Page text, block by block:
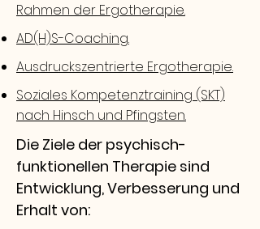
Rahmen der Ergotherapie.
AD(H)S-Coaching.
Ausdruckszentrierte Ergotherapie.
Soziales Kompetenztraining (SKT)
nach Hinsch und Pfingsten.
Die Ziele der psychisch-
funktionellen Therapie sind
Entwicklung, Verbesserung und
Erhalt von: